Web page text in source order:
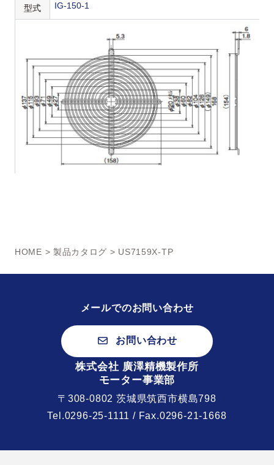
型式 IG-150-1
HOME > 製品カタログ > US7159X-TP
メールでのお問い合わせ
お問い合わせ
株式会社 廣澤精機製作所
モーター事業部
〒308-0802 茨城県筑西市横島798
Tel.0296-25-1111 / Fax.0296-21-1668